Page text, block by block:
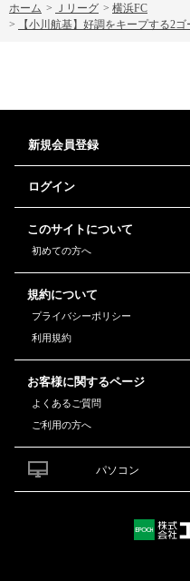
ホーム > Ｊリーグ > 横浜FC
>
【小川航基】好調をキープする2ゴ
新規会員登録
ログイン
このサイトについて
初めての方へ
規約について
プライバシーポリシー
利用規約
お客様に関するページ
よくあるご質問
ご利用の方へ
パソコン